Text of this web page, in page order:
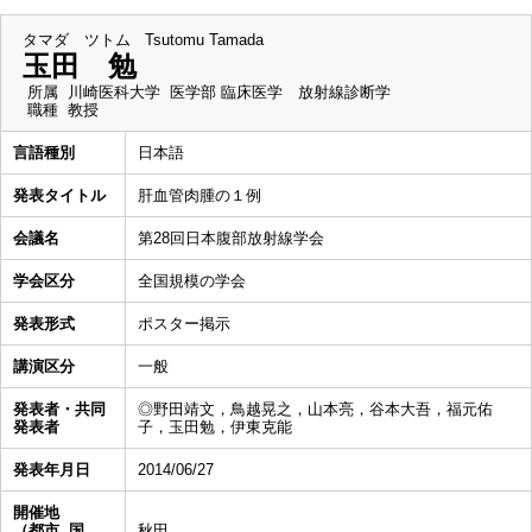
タマダ ツトム Tsutomu Tamada
玉田 勉
所属
川崎医科大学 医学部 臨床医学 放射線診断学
職種 教授
言語種別 日本語
発表タイトル 肝血管肉腫の１例
会議名 第28回日本腹部放射線学会
学会区分 全国規模の学会
発表形式 ポスター掲示
講演区分 一般
発表者・共同
発表者
◎野田靖文，鳥越晃之，山本亮，谷本大吾，福元佑
子，玉田勉，伊東克能
発表年月日 2014/06/27
開催地